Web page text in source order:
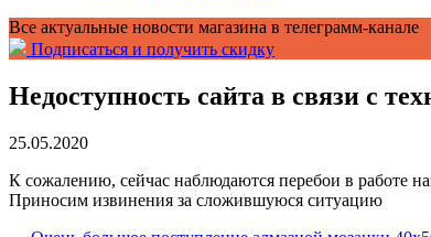
Все актуальные новости магазина в телеграмм-канале
Подписаться и получить скидку
Недоступность сайта в связи с
25.05.2020
К сожалению, сейчас наблюдаются перебои в работе
Приносим извинения за сложившуюся ситуацию